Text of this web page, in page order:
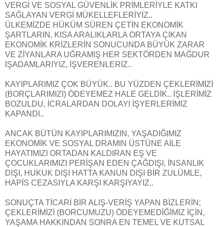
VERGİ VE SOSYAL GÜVENLİK PRİMLERİYLE KATKI
SAĞLAYAN VERGİ MÜKELLEFLERİYİZ..
ÜLKEMİZDE HÜKÜM SÜREN ÇETİN EKONOMİK
ŞARTLARIN, KISA ARALIKLARLA ORTAYA ÇIKAN
EKONOMİK KRİZLERİN SONUCUNDA BÜYÜK ZARAR
VE ZİYANLARA UĞRAMIŞ HER SEKTÖRDEN MAĞDUR
İŞADAMLARIYIZ, İŞVERENLERİZ..
KAYIPLARIMIZ ÇOK BÜYÜK.. BU YÜZDEN ÇEKLERİMİZİ
(BORÇLARIMIZI) ÖDEYEMEZ HALE GELDİK.. İŞLERİMİZ
BOZULDU, İCRALARDAN DOLAYI İŞYERLERİMİZ
KAPANDI..
ANCAK BÜTÜN KAYIPLARIMIZIN, YAŞADIĞIMIZ
EKONOMİK VE SOSYAL DRAMIN ÜSTÜNE AİLE
HAYATIMIZI ORTADAN KALDIRAN EŞ VE
ÇOCUKLARIMIZI PERİŞAN EDEN ÇAĞDIŞI, İNSANLIK
DIŞI, HUKUK DIŞI HATTA KANUN DIŞI BİR ZULÜMLE,
HAPİS CEZASIYLA KARŞI KARŞIYAYIZ..
SONUÇTA TİCARİ BİR ALIŞ-VERİŞ YAPAN BİZLERİN;
ÇEKLERİMİZİ (BORCUMUZU) ÖDEYEMEDİĞİMİZ İÇİN,
YAŞAMA HAKKINDAN SONRA EN TEMEL VE KUTSAL